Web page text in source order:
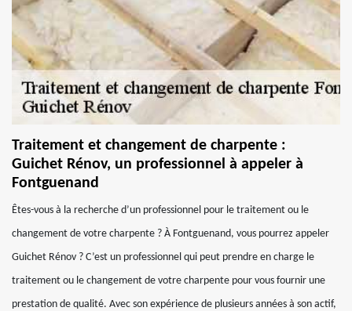
Traitement et changement de charpente :
Guichet Rénov, un professionnel à appeler à
Fontguenand
Êtes-vous à la recherche d’un professionnel pour le traitement ou le
changement de votre charpente ? À Fontguenand, vous pourrez appeler
Guichet Rénov ? C’est un professionnel qui peut prendre en charge le
traitement ou le changement de votre charpente pour vous fournir une
prestation de qualité. Avec son expérience de plusieurs années à son actif,